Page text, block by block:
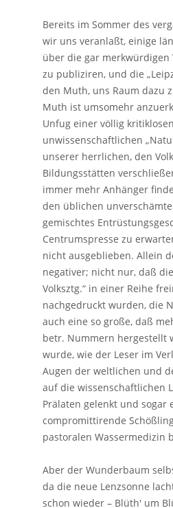
Bereits im Sommer des
wir uns veranlaßt, einige
über die gar merkwürdigen
zu publiziren, und die
den Muth, uns Raum dazu
Muth ist umsomehr
Unfug einer völlig
unwissenschaftlichen
unserer herrlichen, den
Bildungsstätten
immer mehr Anhänger
den üblichen
gemischtes
Centrumspresse zu
nicht ausgeblieben. Allein
negativer; nicht nur, daß
Volksztg.“ in einer Reihe
nachgedruckt wurden, die
auch eine so große, daß
betr. Nummern hergestellt
wurde, wie der Leser im
Augen der weltlichen und
auf die wissenschaftlichen
Prälaten gelenkt und sogar
compromittirende
pastoralen Wassermedizin
Aber der Wunderbaum
da die neue Lenzsonne
schon wieder – Blüth' um